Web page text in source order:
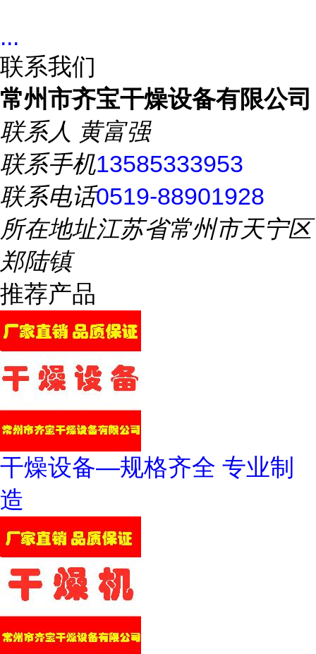
...
联系我们
常州市齐宝干燥设备有限公司
联系人 黄富强
联系手机13585333953
联系电话0519-88901928
所在地址江苏省常州市天宁区
郑陆镇
推荐产品
干燥设备—规格齐全 专业制
造